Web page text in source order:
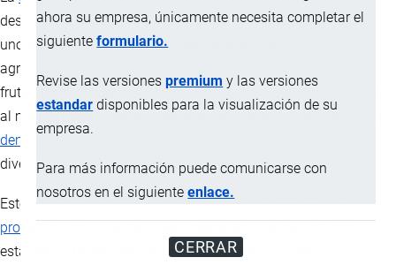
ahora su empresa, únicamente necesita completar el
siguienteformulario.
Revise las versionespremium y las versiones
estandar disponibles para la visualización de su
empresa.
Para más información puede comunicarse con
nosotros en el siguienteenlace.
CERRAR
desempeño destacado durante 2025, consolidándose como
uno de los segmentos más dinámicos del sector
agroexportador. Entre enero y agosto, las ventas externas de
frutas no tradicionales crecieron de manera significativa frente
al mismo período del año anterior, impulsadas por una mayor
demanda
diversificación de mercados.
Este crecimiento refleja el posicionamiento de Ecuador como
proveedor
estándares fitosanitarios y logísticos cada vez más